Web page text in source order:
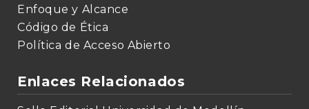
Enfoque y Alcance
Código de Ética
Política de Acceso Abierto
Enlaces Relacionados